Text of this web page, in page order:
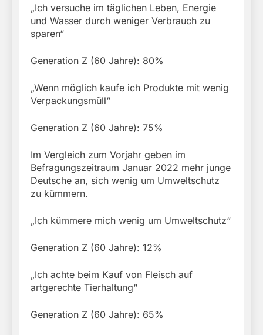
„Ich versuche im täglichen Leben, Energie
und Wasser durch weniger Verbrauch zu
sparen“
Generation Z (60 Jahre): 80%
„Wenn möglich kaufe ich Produkte mit wenig
Verpackungsmüll“
Generation Z (60 Jahre): 75%
Im Vergleich zum Vorjahr geben im
Befragungszeitraum Januar 2022 mehr junge
Deutsche an, sich wenig um Umweltschutz
zu kümmern.
„Ich kümmere mich wenig um Umweltschutz“
Generation Z (60 Jahre): 12%
„Ich achte beim Kauf von Fleisch auf
artgerechte Tierhaltung“
Generation Z (60 Jahre): 65%